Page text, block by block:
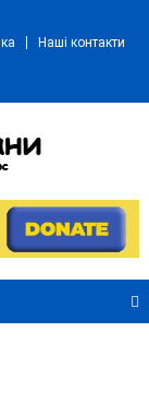
Наші контакти